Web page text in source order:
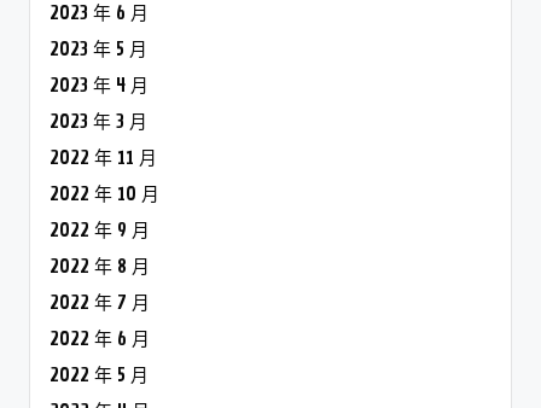
2023 年 6 月
2023 年 5 月
2023 年 4 月
2023 年 3 月
2022 年 11 月
2022 年 10 月
2022 年 9 月
2022 年 8 月
2022 年 7 月
2022 年 6 月
2022 年 5 月